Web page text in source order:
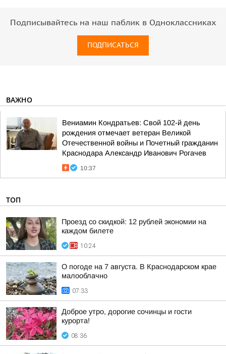
Подписывайтесь на наш паблик в Одноклассниках
ПОДПИСАТЬСЯ
ВАЖНО
Вениамин Кондратьев: Свой 102-й день
рождения отмечает ветеран Великой
Отечественной войны и Почетный гражданин
Краснодара Александр Иванович Рогачев
10:37
ТОП
Проезд со скидкой: 12 рублей экономии на
каждом билете
10:24
О погоде на 7 августа. В Краснодарском крае
малооблачно
07:33
Доброе утро, дорогие сочинцы и гости
курорта!
08:36